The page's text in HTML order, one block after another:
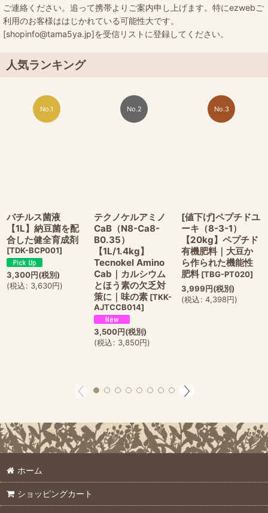
ご連絡ください。追って携帯よりご案内申し上げます。特にezwebご
利用のお客様ははじかれている可能性大です。
[shopinfo@tama5ya.jp]を受信リストに登録してください。
人気ランキング
No.1
バチルス菌液
【1L】納豆菌を配
合した健全育成剤
[TDK-BCP001]
3,300円(税別)
(税込: 3,630円)
No.2
テクノケルアミノ
CaB（N8-Ca8-
B0.35）
【1L/1.4kg】
Tecnokel Amino
Cab｜カルシウム
とほう素の欠乏対
策に｜味の素 [TKK-
AJTCCB014]
3,500円(税別)
(税込: 3,850円)
No.3
[値下げ]ペプチドユ
ーキ（8-3-1）
【20kg】ペプチド
有機肥料｜大豆か
ら作られた機能性
肥料 [TBG-PT020]
3,999円(税別)
(税込: 4,398円)
ホーム
ショッピングカート